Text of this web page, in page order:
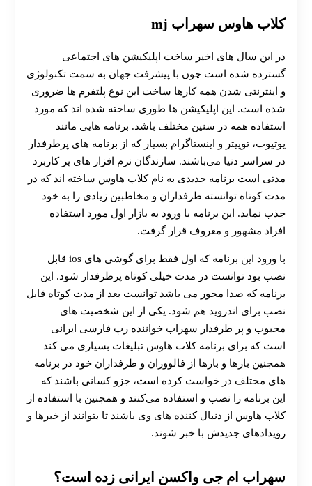
کلاب هاوس سهراب mj
در این سال های اخیر ساخت اپلیکیشن های اجتماعی
گسترده شده است چون با پیشرفت جهان به سمت تکنولوژی
و اینترنتی شدن همه کارها ساخت این نوع پلتفرم ها ضروری
شده است. این اپلیکیشن ها طوری ساخته شده اند که مورد
استفاده همه در سنین مختلف باشد. برنامه هایی مانند
یوتیوب، توییتر و اینستاگرام بسیار که از برنامه های پرطرفدار
در سراسر دنیا می‌باشند. سازندگان نرم افزار های پر کاربرد
مدتی است برنامه جدیدی به نام کلاب هاوس ساخته اند که در
مدت کوتاه توانسته طرفداران و مخاطبین زیادی را به خود
جذب نماید. این برنامه با ورود به بازار اول مورد استفاده
افراد مشهور و معروف قرار گرفت.
با ورود این برنامه که اول فقط برای گوشی های ios قابل
نصب بود توانست در مدت خیلی کوتاه پرطرفدار شود. این
برنامه که صدا محور می باشد توانست بعد از مدت کوتاه قابل
نصب برای اندروید هم شود. یکی از این شخصیت های
محبوب و پر طرفدار سهراب خواننده رپ فارسی ایرانی
است که برای برنامه کلاب هاوس تبلیغات بسیاری می کند
همچنین بارها و بارها از فالووران و طرفداران خود در برنامه
های مختلف در خواست کرده است، جزو کسانی باشند که
این برنامه را نصب و استفاده می‌کنند و همچنین با استفاده از
کلاب هاوس از دنبال کننده های وی باشند تا بتوانند از خبرها و
رویدادهای جدیدش با خبر شوند.
سهراب ام جی واکسن ایرانی زده است؟